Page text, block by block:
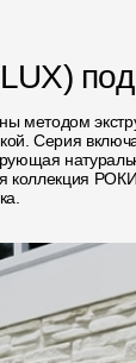
методом
Серия
коллекция